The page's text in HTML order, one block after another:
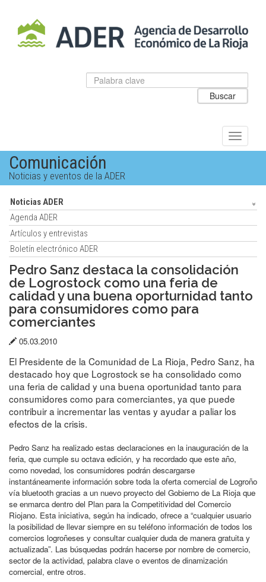
Salto
al
contenido
Datos
para
Introduzca
el
Buscar
Alternar
Comunicación
Noticias y eventos de la ADER
Noticias ADER
Agenda ADER
Artículos y entrevistas
Boletín electrónico ADER
Pedro Sanz destaca la consolidación
de Logrostock como una feria de
calidad y una buena oporturnidad tanto
para consumidores como para
comerciantes
Fecha
de
publicación:
05.03.2010
El Presidente de la Comunidad de La Rioja, Pedro Sanz, ha
destacado hoy que Logrostock se ha consolidado como
una feria de calidad y una buena oportunidad tanto para
consumidores como para comerciantes, ya que puede
contribuir a incrementar las ventas y ayudar a paliar los
efectos de la crisis.
Pedro Sanz ha realizado estas declaraciones en la inauguración de la
feria, que cumple su octava edición, y ha recordado que este año,
como novedad, los consumidores podrán descargarse
instantáneamente información sobre toda la oferta comercial de Logroño
vía bluetooth gracias a un nuevo proyecto del Gobierno de La Rioja que
se enmarca dentro del Plan para la Competitividad del Comercio
Riojano. Esta iniciativa, según ha indicado, ofrece a “cualquier usuario
la posibilidad de llevar siempre en su teléfono información de todos los
comercios logroñeses y consultar cualquier duda de manera gratuita y
actualizada”. Las búsquedas podrán hacerse por nombre de comercio,
sector de la actividad, palabra clave o eventos de dinamización
comercial, entre otros.